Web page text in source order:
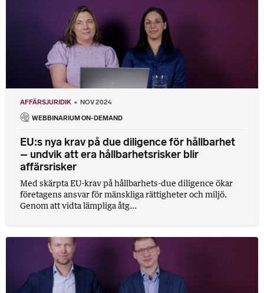
AFFÄRSJURIDIK NOV 2024
WEBBINARIUM ON-DEMAND
EU:s nya krav på due diligence för hållbarhet
– undvik att era hållbarhetsrisker blir
affärsrisker
Med skärpta EU-krav på hållbarhets-due diligence ökar
företagens ansvar för mänskliga rättigheter och miljö.
Genom att vidta lämpliga åtg...